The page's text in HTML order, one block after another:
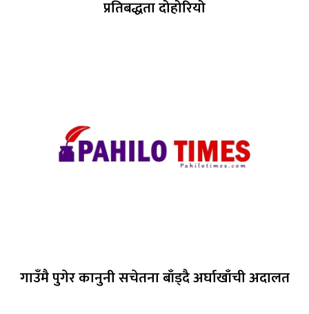
प्रतिबद्धता दोहोरियो
गाउँमै पुगेर कानुनी सचेतना बाँड्दै अर्घाखाँची अदालत